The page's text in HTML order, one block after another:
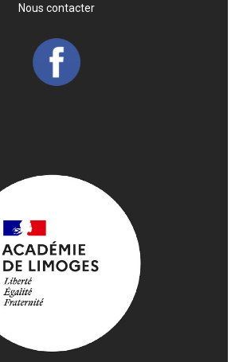
Nous contacter